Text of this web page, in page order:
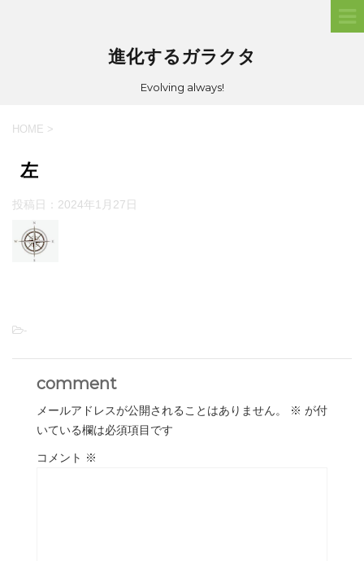
進化するガラクタ
Evolving always!
HOME >
左
投稿日： 2024年1月27日
-
comment
メールアドレスが公開されることはありません。 ※ が付
いている欄は必須項目です
コメント ※